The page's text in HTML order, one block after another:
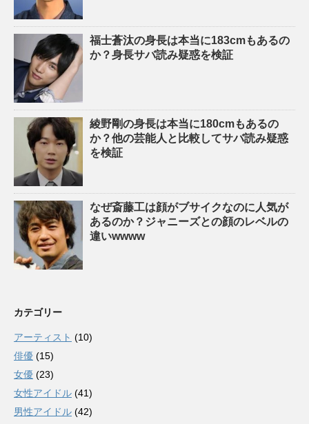
福士蒼汰の身長は本当に183cmもあるの
か？身長サバ読み疑惑を検証
綾野剛の身長は本当に180cmもあるの
か？他の芸能人と比較してサバ読み疑惑
を検証
なぜ斎藤工は顔がブサイクなのに人気が
あるのか？ジャニーズとの顔のレベルの
違いwwww
カテゴリー
アーティスト (10)
俳優 (15)
女優 (23)
女性アイドル (41)
男性アイドル (42)